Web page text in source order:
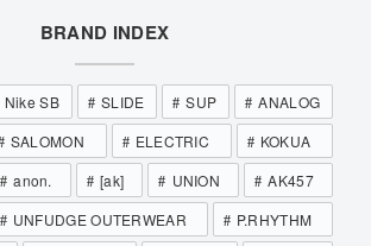
BRAND INDEX
Nike SB SLIDE SUP
ANALOG
SALOMON ELECTRIC
KOKUA
anon. [ak] UNION
AK457
UNFUDGE OUTERWEAR
P.RHYTHM